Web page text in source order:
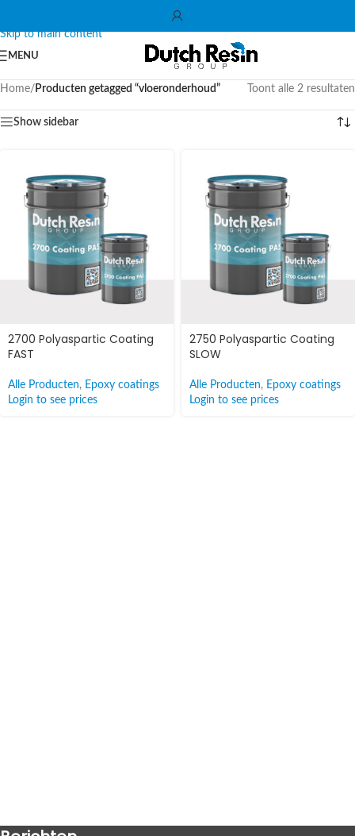
Skip to main content
MENU
Home/ Producten getagged “vloeronderhoud” Toont alle 2 resultaten
Show sidebar
2700 Polyaspartic Coating
FAST
Alle Producten, Epoxy coatings
Login to see prices
2750 Polyaspartic Coating
SLOW
Alle Producten, Epoxy coatings
Login to see prices